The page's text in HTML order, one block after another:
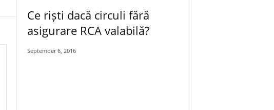
Ce riști dacă circuli fără
asigurare RCA valabilă?
September 6, 2016